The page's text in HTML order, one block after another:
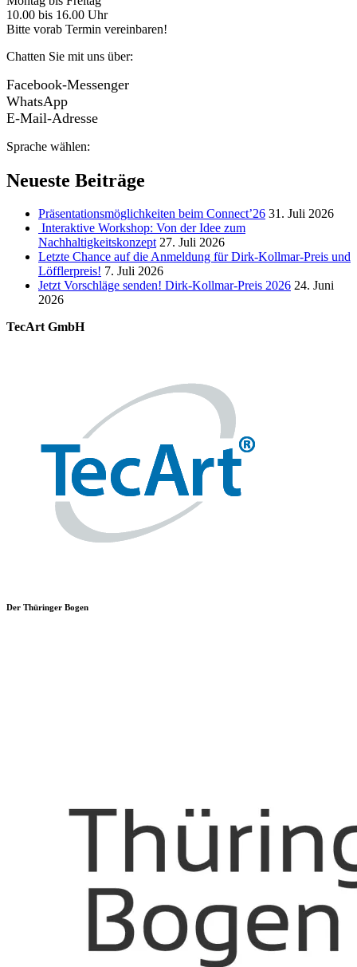
10.00 bis 16.00 Uhr
Bitte vorab Termin vereinbaren!
Chatten Sie mit uns über:
Facebook-Messenger
WhatsApp
E-Mail-Adresse
Sprache wählen:
Neueste Beiträge
Präsentationsmöglichkeiten beim Connect’26 31. Juli 2026
Interaktive Workshop: Von der Idee zum
Nachhaltigkeitskonzept 27. Juli 2026
Letzte Chance auf die Anmeldung für Dirk-Kollmar-Preis und
Löfflerpreis! 7. Juli 2026
Jetzt Vorschläge senden! Dirk-Kollmar-Preis 2026 24. Juni
2026
TecArt GmbH
Der Thüringer Bogen